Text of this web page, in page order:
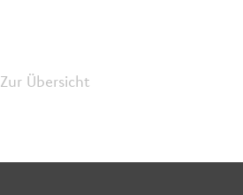
Zur Übersicht